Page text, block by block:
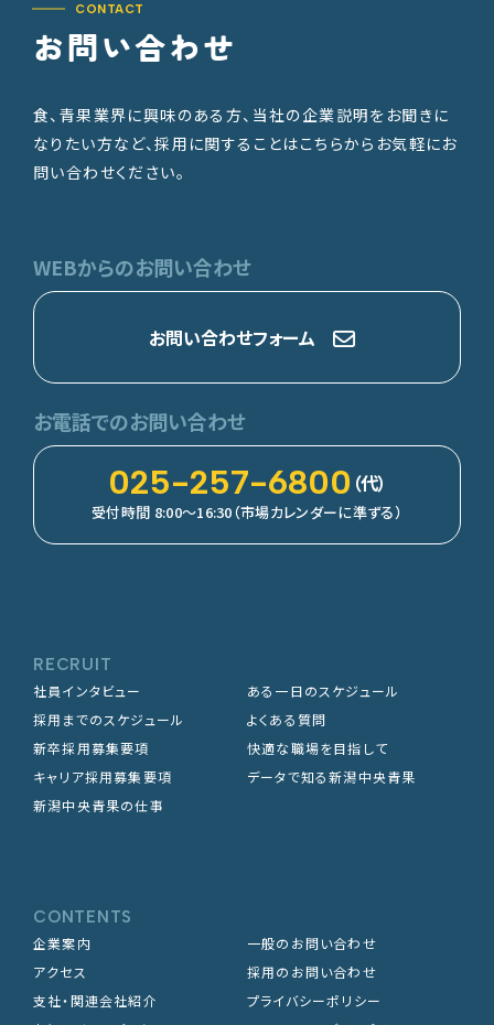
CONTACT
お問い合わせ
食、青果業界に興味のある方、当社の企業説明をお聞きに
なりたい方など、採用に関することはこちらからお気軽にお
問い合わせください。
WEBからのお問い合わせ
お問い合わせフォーム
お電話でのお問い合わせ
025-257-6800 （代）
受付時間 8:00～16:30（市場カレンダーに準ずる）
RECRUIT
社員インタビュー
ある一日のスケジュール
採用までのスケジュール
よくある質問
新卒採用募集要項
快適な職場を目指して
キャリア採用募集要項
データで知る新潟中央青果
新潟中央青果の仕事
CONTENTS
企業案内
一般のお問い合わせ
アクセス
採用のお問い合わせ
支社・関連会社紹介
プライバシーポリシー